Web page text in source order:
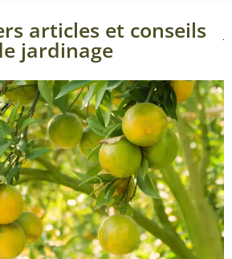
articles et conseils
jardinage